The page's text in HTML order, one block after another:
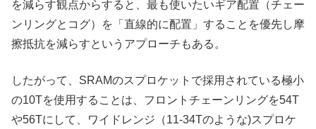
を減らす観点からすると、最も使いたいギア配置（チェー
ンリングとコグ）を「直線的に配置」することを優先し摩
擦抵抗を減らすというアプローチもある。
したがって、SRAMのスプロケットで採用されている極小
の10Tを使用することは、フロントチェーンリングを54T
や56Tにして、ワイドレンジ（11-34Tのような)スプロケ